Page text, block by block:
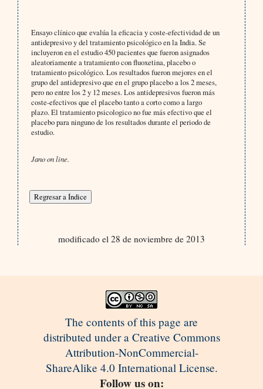
Ensayo clínico que evalúa la eficacia y coste-efectividad de un
antidepresivo y del tratamiento psicológico en la India. Se
incluyeron en el estudio 450 pacientes que fueron asignados
aleatoriamente a tratamiento con fluoxetina, placebo o
tratamiento psicológico. Los resultados fueron mejores en el
grupo del antidepresivo que en el grupo placebo a los 2 meses,
pero no entre los 2 y 12 meses. Los antidepresivos fueron más
coste-efectivos que el placebo tanto a corto como a largo
plazo. El tratamiento psicologico no fue más efectivo que el
placebo para ninguno de los resultados durante el periodo de
estudio.
Jano on line.
modificado el 28 de noviembre de 2013
The contents of this page are
distributed under a Creative Commons
Attribution-NonCommercial-
ShareAlike 4.0 International License.
Follow us on: